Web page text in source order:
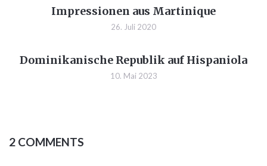
Impressionen aus Martinique
26. Juli 2020
Dominikanische Republik auf Hispaniola
10. Mai 2023
2 COMMENTS